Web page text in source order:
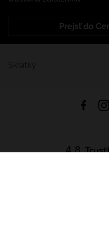
Prejsť do
4.8